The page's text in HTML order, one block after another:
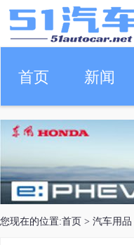
首页 新闻
车生活
您现在的位置:首页 > 汽车用品